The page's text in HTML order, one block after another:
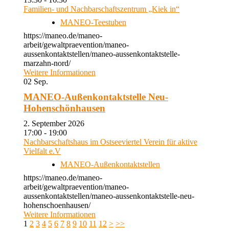
Familien- und Nachbarschaftszentrum „Kiek in“
MANEO-Teestuben
https://maneo.de/maneo-
arbeit/gewaltpraevention/maneo-
aussenkontaktstellen/maneo-aussenkontaktstelle-
marzahn-nord/
Weitere Informationen
02 Sep.
MANEO-Außenkontaktstelle Neu-
Hohenschönhausen
2. September 2026
17:00 - 19:00
Nachbarschaftshaus im Ostseeviertel Verein für aktive
Vielfalt e.V
MANEO-Außenkontaktstellen
https://maneo.de/maneo-
arbeit/gewaltpraevention/maneo-
aussenkontaktstellen/maneo-aussenkontaktstelle-neu-
hohenschoenhausen/
Weitere Informationen
1 2 3 4 5 6 7 8 9 10 11 12 > >>